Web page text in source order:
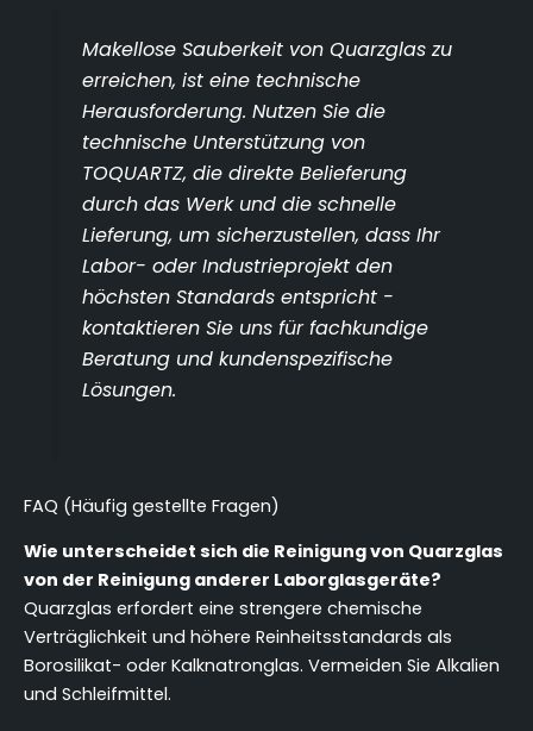
Makellose Sauberkeit von Quarzglas zu
erreichen, ist eine technische
Herausforderung. Nutzen Sie die
technische Unterstützung von
TOQUARTZ, die direkte Belieferung
durch das Werk und die schnelle
Lieferung, um sicherzustellen, dass Ihr
Labor- oder Industrieprojekt den
höchsten Standards entspricht -
kontaktieren Sie uns für fachkundige
Beratung und kundenspezifische
Lösungen.
FAQ (Häufig gestellte Fragen)
Wie unterscheidet sich die Reinigung von Quarzglas
von der Reinigung anderer Laborglasgeräte?
Quarzglas erfordert eine strengere chemische
Verträglichkeit und höhere Reinheitsstandards als
Borosilikat- oder Kalknatronglas. Vermeiden Sie Alkalien
und Schleifmittel.